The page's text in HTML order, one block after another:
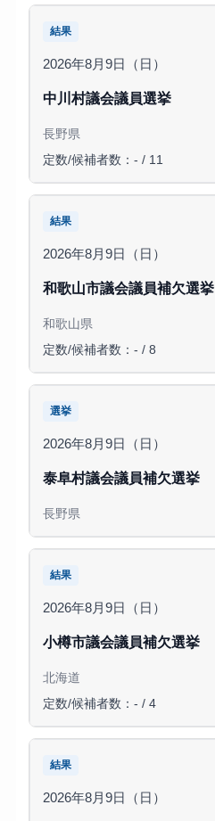
結果
2026年8月9日（日）
中川村議会議員選挙
長野県
定数/候補者数：- / 11
結果
2026年8月9日（日）
和歌山市議会議員補欠選挙
和歌山県
定数/候補者数：- / 8
選挙
2026年8月9日（日）
泰阜村議会議員補欠選挙
長野県
結果
2026年8月9日（日）
小樽市議会議員補欠選挙
北海道
定数/候補者数：- / 4
結果
2026年8月9日（日）